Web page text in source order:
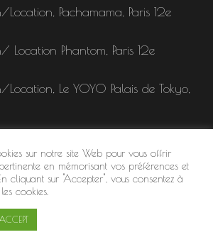
Location, Pachamama, Paris 12e
Location Phantom, Paris 12e
Location, Le YOYO Palais de Tokyo,
des Clubs
sur notre site Web pour vous offrir
en mémorisant vos préférences et
cliquant sur "Accepter", vous consentez à
cookies.
ACCEPT